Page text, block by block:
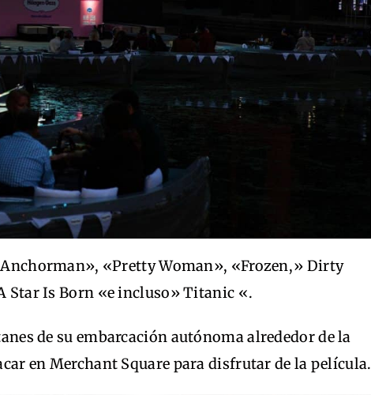
«Pretty Woman», «Frozen,» Dirty
Star Is Born «e incluso» Titanic «.
de su embarcación autónoma alrededor de la
en Merchant Square para disfrutar de la película.